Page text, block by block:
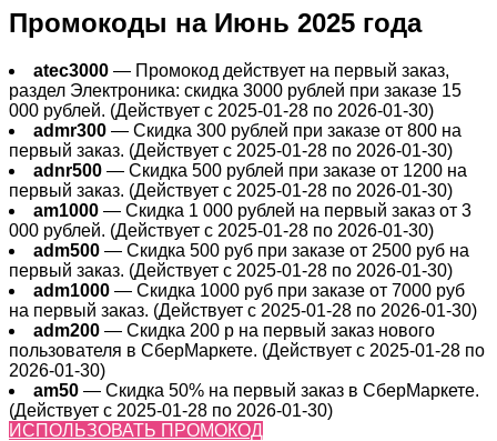
Промокоды на Июнь 2025 года
atec3000 — Промокод действует на первый заказ,
раздел Электроника: скидка 3000 рублей при заказе 15
000 рублей. (Действует с 2025-01-28 по 2026-01-30)
admr300 — Скидка 300 рублей при заказе от 800 на
первый заказ. (Действует с 2025-01-28 по 2026-01-30)
adnr500 — Скидка 500 рублей при заказе от 1200 на
первый заказ. (Действует с 2025-01-28 по 2026-01-30)
am1000 — Скидка 1 000 рублей на первый заказ от 3
000 рублей. (Действует с 2025-01-28 по 2026-01-30)
adm500 — Скидка 500 руб при заказе от 2500 руб на
первый заказ. (Действует с 2025-01-28 по 2026-01-30)
adm1000 — Скидка 1000 руб при заказе от 7000 руб
на первый заказ. (Действует с 2025-01-28 по 2026-01-30)
adm200 — Cкидка 200 р на первый заказ нового
пользователя в СберМаркете. (Действует с 2025-01-28 по
2026-01-30)
am50 — Скидка 50% на первый заказ в СберМаркете.
(Действует с 2025-01-28 по 2026-01-30)
ИСПОЛЬЗОВАТЬ ПРОМОКОД